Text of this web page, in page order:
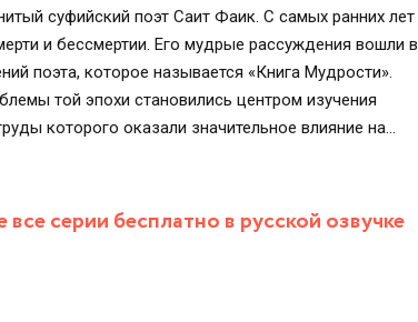
суфийский поэт Саит Фаик. С самых ранних лет
и бессмертии. Его мудрые рассуждения вошли в
поэта, которое называется «Книга Мудрости».
той эпохи становились центром изучения
которого оказали значительное влияние на
серии бесплатно в русской озвучке